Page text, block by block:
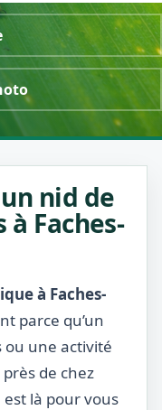
nid de
Faches-
à Faches-
parce qu’un
une activité
de chez
est là pour vous